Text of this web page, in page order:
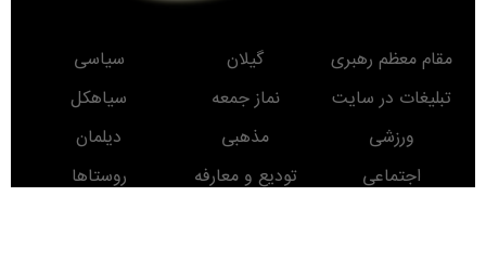
مقام معظم رهبری گیلان
سیاسی
تبلیغات در سایت
نماز جمعه
سیاهکل
ورزشی
مذهبی
دیلمان
اجتماعی
تودیع و معارفه
روستاها